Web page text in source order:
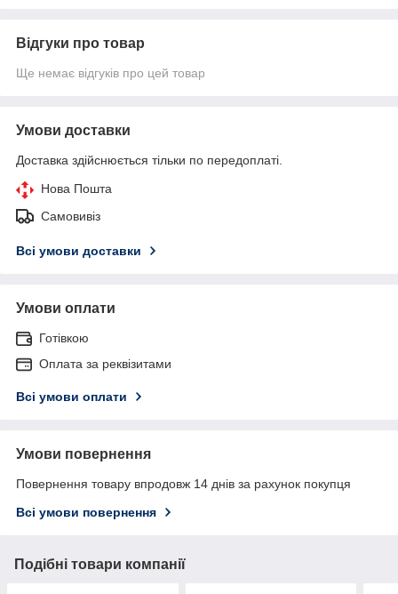
Відгуки про товар
Ще немає відгуків про цей товар
Умови доставки
Доставка здійснюється тільки по передоплаті.
Нова Пошта
Самовивіз
Всі умови доставки
Умови оплати
Готівкою
Оплата за реквізитами
Всі умови оплати
Умови повернення
Повернення товару впродовж 14 днів за рахунок покупця
Всі умови повернення
Подібні товари компанії